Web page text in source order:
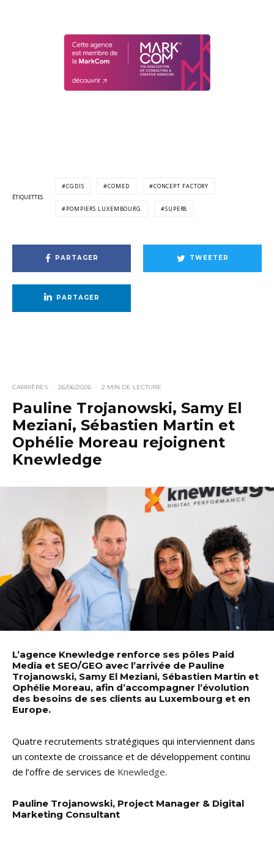
ÉTIQUETTES
CGDIS COMED CONCEPT FACTORY
POMPIERS LUXEMBOURG SUPER8
PARTAGER TWEETER
PARTAGER
CARRIÈRES · 26/06/2026 · 2 MIN DE LECTURE
Pauline Trojanowski, Samy El
Meziani, Sébastien Martin et
Ophélie Moreau rejoignent
Knewledge
L’agence Knewledge renforce ses pôles Paid
Media et SEO/GEO avec l’arrivée de Pauline
Trojanowski, Samy El Meziani, Sébastien Martin et
Ophélie Moreau, afin d’accompagner l’évolution
des besoins de ses clients au Luxembourg et en
Europe.
Quatre recrutements stratégiques qui interviennent dans
un contexte de croissance et de développement continu
de l’offre de services de Knewledge.
Pauline Trojanowski, Project Manager & Digital
Marketing Consultant